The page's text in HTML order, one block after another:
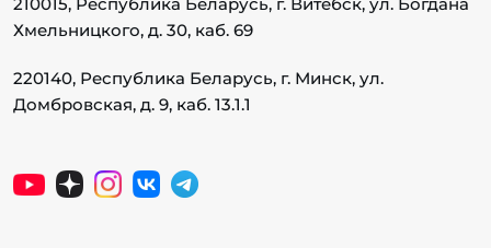
Хмельницкого, д. 30, каб. 69
220140, Республика Беларусь, г. Минск, ул.
Домбровская, д. 9, каб. 13.1.1